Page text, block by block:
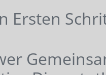
Ersten